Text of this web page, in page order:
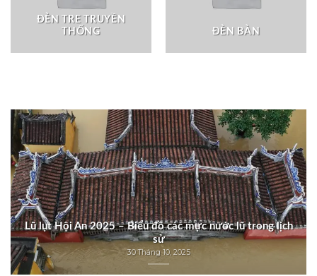
ĐÈN TRE TRUYỀN
THỐNG
ĐÈN BÀN
Lũ lụt Hội An 2025 – Biểu đồ các mực nước lũ trong lịch
sử
30 Tháng 10, 2025